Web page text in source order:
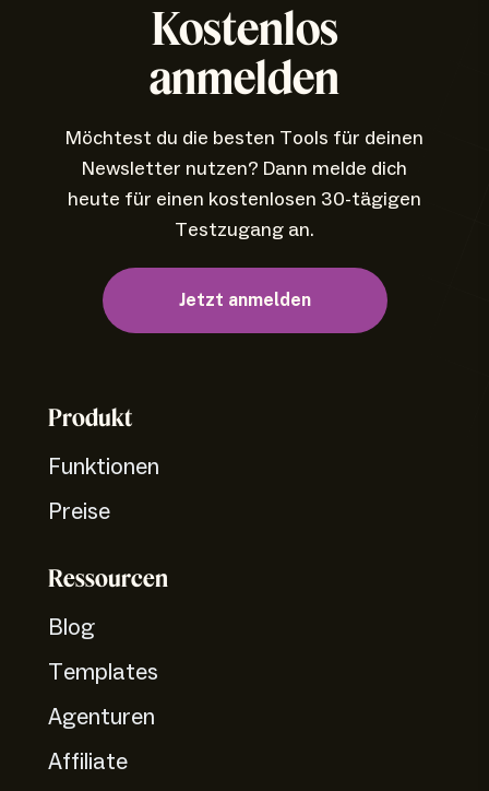
Kostenlos
anmelden
Möchtest du die besten Tools für deinen
Newsletter nutzen? Dann melde dich
heute für einen kostenlosen 30-tägigen
Testzugang an.
Jetzt anmelden
Produkt
Funktionen
Preise
Ressourcen
Blog
Templates
Agenturen
Affiliate